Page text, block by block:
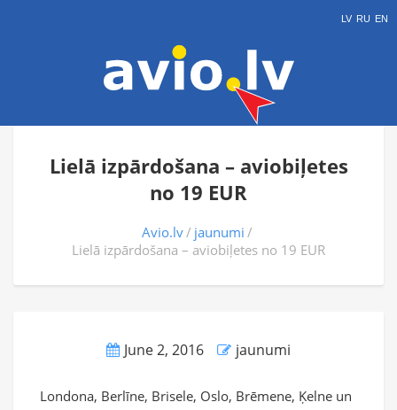
LV RU EN
Lielā izpārdošana – aviobiļetes
no 19 EUR
Avio.lv
jaunumi
Lielā izpārdošana – aviobiļetes no 19 EUR
June 2, 2016 jaunumi
Londona, Berlīne, Brisele, Oslo, Brēmene, Ķelne un